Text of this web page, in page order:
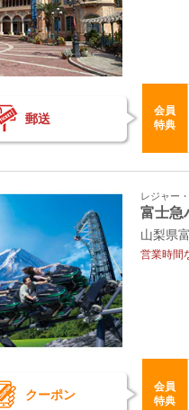
郵送
会員
特典
レジャー
富士急
山梨県
営業時間
クーポン
会員
特典